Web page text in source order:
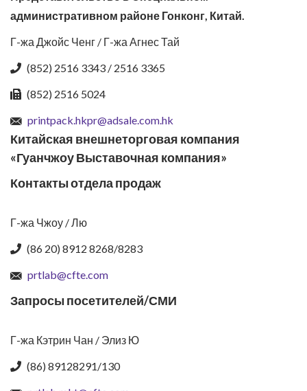
административном районе Гонконг, Китай.
Г-жа Джойс Ченг / Г-жа Агнес Тай
(852) 2516 3343 / 2516 3365
(852) 2516 5024
printpack.hkpr@adsale.com.hk
Китайская внешнеторговая компания
«Гуанчжоу Выставочная компания»
Контакты отдела продаж
Г-жа Чжоу / Лю
(86 20) 8912 8268/8283
prtlab@cfte.com
Запросы посетителей/СМИ
Г-жа Кэтрин Чан / Элиз Ю
(86) 89128291/130